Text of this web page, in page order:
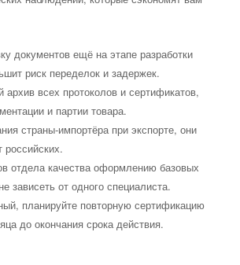
документов ещё на этапе разработки
риск переделок и задержек.
архив всех протоколов и сертификатов,
и партии товара.
страны-импортёра при экспорте, они
российских.
отдела качества оформлению базовых
зависеть от одного специалиста.
планируйте повторную сертификацию
до окончания срока действия.